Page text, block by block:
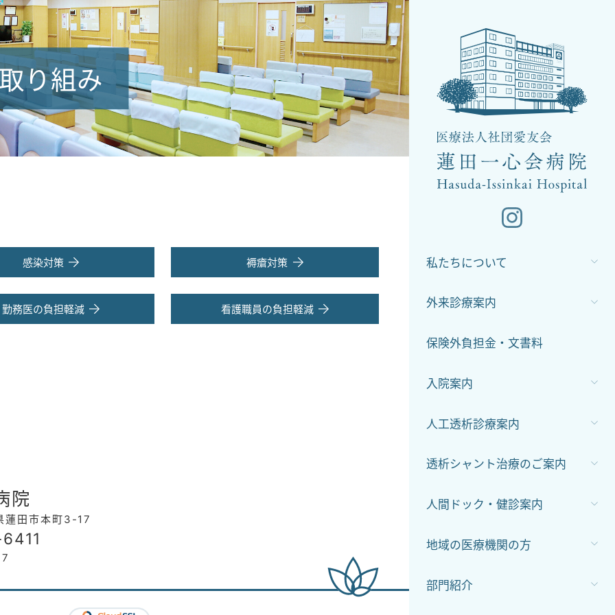
私たちについて
外来診療案内
保険外負担金・文書料
入院案内
人工透析診療案内
透析シャント治療のご案内
人間ドック・健診案内
地域の医療機関の方
部門紹介
り組み
感染対策 褥瘡対策
勤務医の負担軽減 看護職員の負担軽減
院
田市本町3-17